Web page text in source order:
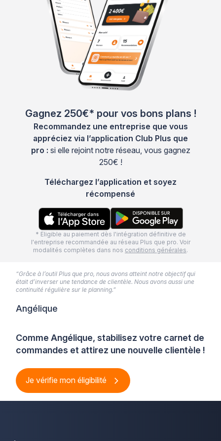
Gagnez 250€* pour vos bons plans !
Recommandez une entreprise que vous
appréciez via l’application Club Plus que
pro : si elle rejoint notre réseau, vous gagnez
250€ !
Téléchargez l’application et soyez
récompensé
* Eligible au paiement dès l'intégration définitive de
l'entreprise recommandée au réseau Plus que pro. Voir
modalités complètes dans nos conditions générales.
Comme Angélique, stabilisez votre carnet de
commandes et attirez une nouvelle clientèle !
Je vérifie mon éligibilité
“Grâce à l’outil Plus que pro, nous avons atteint notre objectif qui
était d’inverser une tendance de clientèle. Nous avons aussi une
continuité régulière sur le planning.”
Angélique